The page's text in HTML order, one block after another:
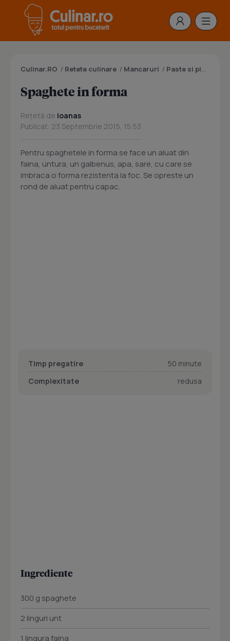
Culinar.RO / Retete culinare / Mancaruri / Paste si pizza
Spaghete in forma
Rețetă de ioanas
Publicat: 23 Septembrie 2015, 15:53
Pentru spaghetele in forma se face un aluat din
faina, untura, un galbenus, apa, sare, cu care se
imbraca o forma rezistenta la foc. Se opreste un
rond de aluat pentru capac.
Timp pregatire
50 minute
Complexitate
redusa
Ingrediente
300 g spaghete
2 linguri unt
1 Iingura faina